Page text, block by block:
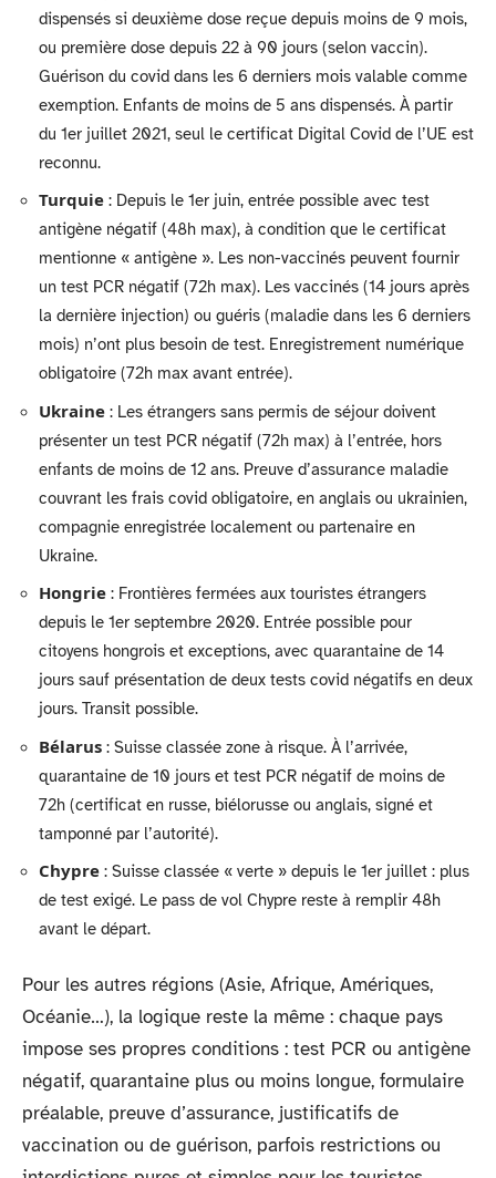
dispensés si deuxième dose reçue depuis moins de 9 mois,
ou première dose depuis 22 à 90 jours (selon vaccin).
Guérison du covid dans les 6 derniers mois valable comme
exemption. Enfants de moins de 5 ans dispensés. À partir
du 1er juillet 2021, seul le certificat Digital Covid de l’UE est
reconnu.
Turquie : Depuis le 1er juin, entrée possible avec test
antigène négatif (48h max), à condition que le certificat
mentionne « antigène ». Les non-vaccinés peuvent fournir
un test PCR négatif (72h max). Les vaccinés (14 jours après
la dernière injection) ou guéris (maladie dans les 6 derniers
mois) n’ont plus besoin de test. Enregistrement numérique
obligatoire (72h max avant entrée).
Ukraine : Les étrangers sans permis de séjour doivent
présenter un test PCR négatif (72h max) à l’entrée, hors
enfants de moins de 12 ans. Preuve d’assurance maladie
couvrant les frais covid obligatoire, en anglais ou ukrainien,
compagnie enregistrée localement ou partenaire en
Ukraine.
Hongrie : Frontières fermées aux touristes étrangers
depuis le 1er septembre 2020. Entrée possible pour
citoyens hongrois et exceptions, avec quarantaine de 14
jours sauf présentation de deux tests covid négatifs en deux
jours. Transit possible.
Bélarus : Suisse classée zone à risque. À l’arrivée,
quarantaine de 10 jours et test PCR négatif de moins de
72h (certificat en russe, biélorusse ou anglais, signé et
tamponné par l’autorité).
Chypre : Suisse classée « verte » depuis le 1er juillet : plus
de test exigé. Le pass de vol Chypre reste à remplir 48h
avant le départ.
Pour les autres régions (Asie, Afrique, Amériques,
Océanie…), la logique reste la même : chaque pays
impose ses propres conditions : test PCR ou antigène
négatif, quarantaine plus ou moins longue, formulaire
préalable, preuve d’assurance, justificatifs de
vaccination ou de guérison, parfois restrictions ou